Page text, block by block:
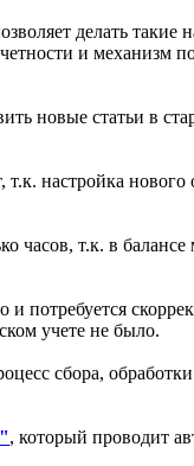
делать такие
и механизм
новые статьи в
настройка нового
часов, т.к. в балансе
потребуется
учете не было.
сбора,
, который проводит